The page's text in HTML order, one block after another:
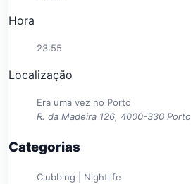
Hora
23:55
Localização
Era uma vez no Porto
R. da Madeira 126, 4000-330 Porto
Categorias
Clubbing | Nightlife